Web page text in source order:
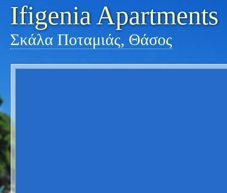
Ifigenia Apartments
Σκάλα Ποταμιάς, Θάσος